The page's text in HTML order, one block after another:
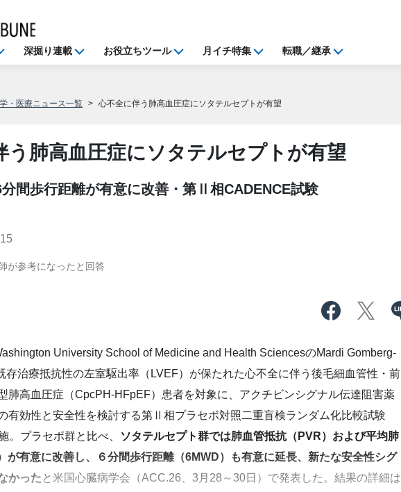
深掘り連載 お役立ちツール 月イチ特集 転職／継承
・医療ニュース一覧 心不全に伴う肺高血圧症にソタテルセプトが有望
う肺高血圧症にソタテルセプトが有望
間歩行距離が有意に改善・第Ⅱ相CADENCE試験
が参考になったと回答
University School of Medicine and Health SciencesのMardi Gomberg-
存治療抵抗性の左室駆出率（LVEF）が保たれた心不全に伴う後毛細血管性・前
肺高血圧症（CpcPH-HFpEF）患者を対象に、アクチビンシグナル伝達阻害薬
有効性と安全性を検討する第Ⅱ相プラセボ対照二重盲検ランダム化比較試験
。プラセボ群と比べ、
ソタテルセプト群では肺血管抵抗（PVR）および平均肺
が有意に改善し、６分間歩行距離（6MWD）も有意に延長、新たな安全性シグ
かった と米国心臓病学会（ACC.26、3月28～30日）で発表した。結果の詳細は